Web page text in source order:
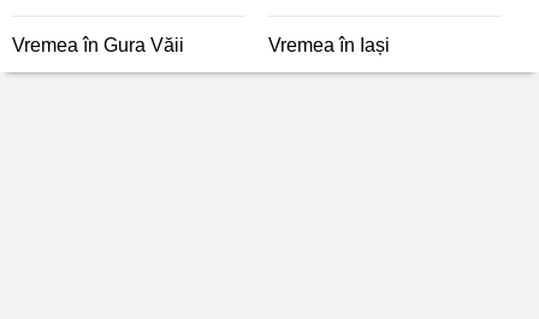
Vremea în Gura Văii Vremea în Iași